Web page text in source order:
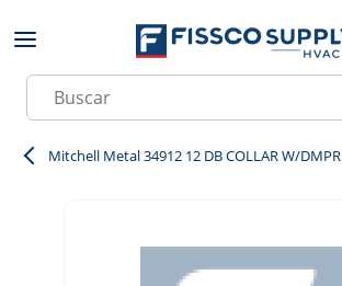
Skip to main content
Site Search
Mitchell Metal 34912 12 DB COLLAR W/DMPR